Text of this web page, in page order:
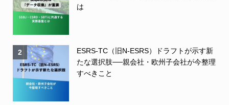
は
2
ESRS-TC（旧N-ESRS）ドラフトが示す新
たな選択肢──親会社・欧州子会社が今整理
すべきこと